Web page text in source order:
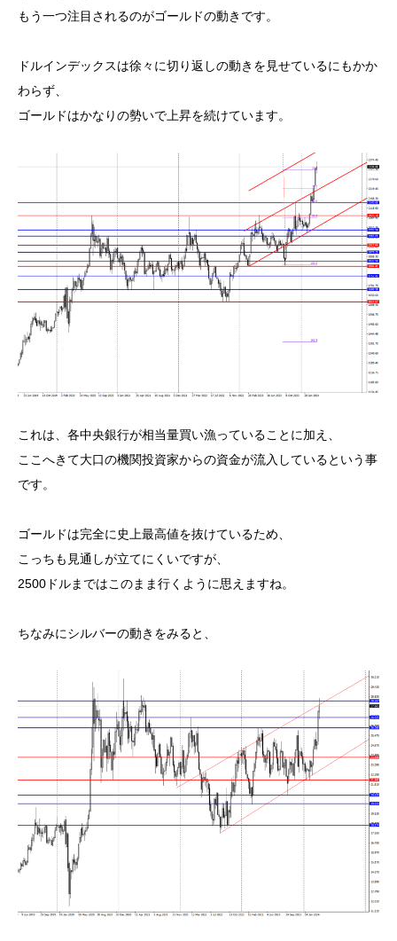
もう一つ注目されるのがゴールドの動きです。
ドルインデックスは徐々に切り返しの動きを見せているにもかか
わらず、
ゴールドはかなりの勢いで上昇を続けています。
これは、各中央銀行が相当量買い漁っていることに加え、
ここへきて大口の機関投資家からの資金が流入しているという事
です。
ゴールドは完全に史上最高値を抜けているため、
こっちも見通しが立てにくいですが、
2500ドルまではこのまま行くように思えますね。
ちなみにシルバーの動きをみると、